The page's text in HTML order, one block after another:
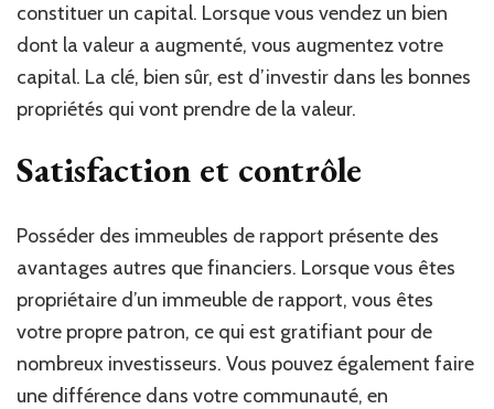
constituer un capital. Lorsque vous vendez un bien
dont la valeur a augmenté, vous augmentez votre
capital. La clé, bien sûr, est d’investir dans les bonnes
propriétés qui vont prendre de la valeur.
Satisfaction et contrôle
Posséder des immeubles de rapport présente des
avantages autres que financiers. Lorsque vous êtes
propriétaire d’un immeuble de rapport, vous êtes
votre propre patron, ce qui est gratifiant pour de
nombreux investisseurs. Vous pouvez également faire
une différence dans votre communauté, en